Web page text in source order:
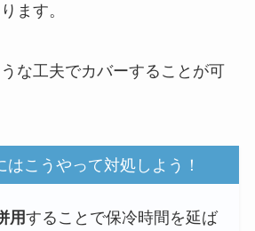
ます。
な工夫でカバーすることが可
はこうやって対処しよう！
用することで保冷時間を延ば